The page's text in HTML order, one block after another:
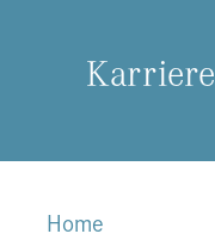
Kar­rie­re
Home